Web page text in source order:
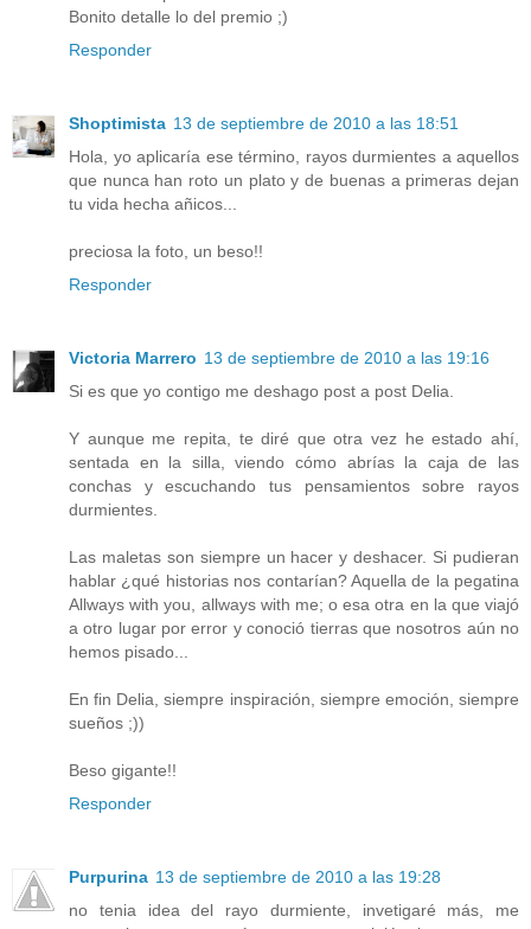
Bonito detalle lo del premio ;)
Responder
Shoptimista 13 de septiembre de 2010 a las 18:51
Hola, yo aplicaría ese término, rayos durmientes a aquellos
que nunca han roto un plato y de buenas a primeras dejan
tu vida hecha añicos...
preciosa la foto, un beso!!
Responder
Victoria Marrero 13 de septiembre de 2010 a las 19:16
Si es que yo contigo me deshago post a post Delia.
Y aunque me repita, te diré que otra vez he estado ahí,
sentada en la silla, viendo cómo abrías la caja de las
conchas y escuchando tus pensamientos sobre rayos
durmientes.
Las maletas son siempre un hacer y deshacer. Si pudieran
hablar ¿qué historias nos contarían? Aquella de la pegatina
Allways with you, allways with me; o esa otra en la que viajó
a otro lugar por error y conoció tierras que nosotros aún no
hemos pisado...
En fin Delia, siempre inspiración, siempre emoción, siempre
sueños ;))
Beso gigante!!
Responder
Purpurina 13 de septiembre de 2010 a las 19:28
no tenia idea del rayo durmiente, invetigaré más, me